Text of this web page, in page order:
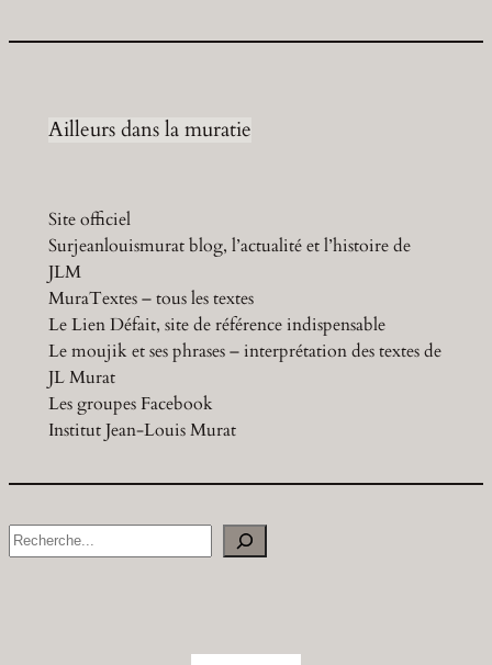
Ailleurs dans la muratie
Site officiel
Surjeanlouismurat blog, l’actualité et l’histoire de
JLM
MuraTextes – tous les textes
Le Lien Défait, site de référence indispensable
Le moujik et ses phrases – interprétation des textes de
JL Murat
Les groupes Facebook
Institut Jean-Louis Murat
S